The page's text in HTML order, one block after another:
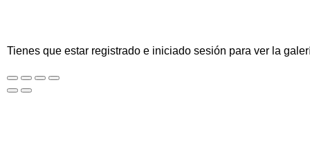
Tienes que estar registrado e iniciado sesión para ver la